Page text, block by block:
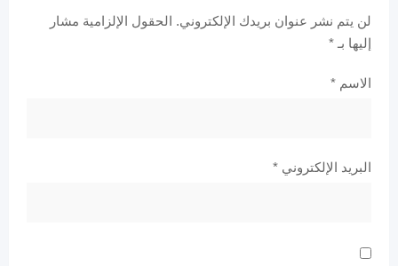
لن يتم نشر عنوان بريدك الإلكتروني. الحقول الإلزامية مشار
إليها بـ *
الاسم *
البريد الإلكتروني *